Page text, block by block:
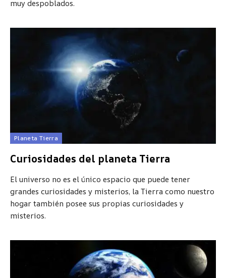
muy despoblados.
Planeta Tierra
Curiosidades del planeta Tierra
El universo no es el único espacio que puede tener
grandes curiosidades y misterios, la Tierra como nuestro
hogar también posee sus propias curiosidades y
misterios.